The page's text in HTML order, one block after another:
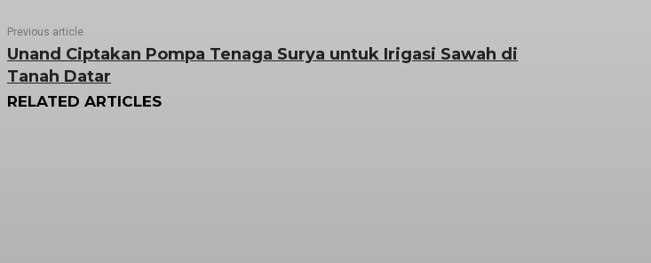
Previous article
Unand Ciptakan Pompa Tenaga Surya untuk Irigasi Sawah di
Tanah Datar
RELATED ARTICLES